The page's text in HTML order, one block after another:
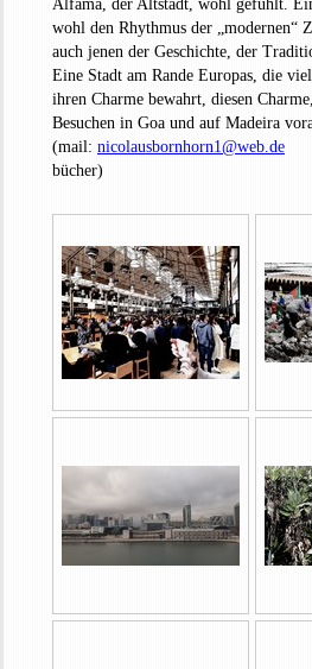
Alfama, der Altstadt, wohl gefühlt.
wohl den Rhythmus der „modernen“
auch jenen der Geschichte, der
Eine Stadt am Rande Europas, die
ihren Charme bewahrt, diesen
Besuchen in Goa und auf Madeira
(mail: nicolausbornhorn1@web.de
bücher)